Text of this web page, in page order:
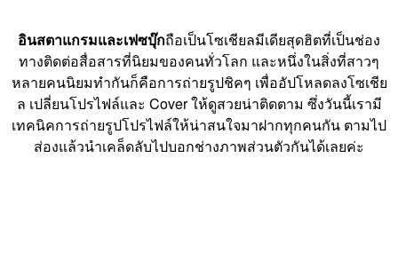
อินสตาแกรมและเฟซบุ๊กถือเป็นโซเชียลมีเดียสุดฮิตที่เป็นช่อง
ทางติดต่อสื่อสารที่นิยมของคนทั่วโลก และหนึ่งในสิ่งที่สาวๆ
หลายคนนิยมทำกันก็คือการถ่ายรูปชิคๆ เพื่ออัปโหลดลงโซเชีย
ล เปลี่ยนโปรไฟล์และ Cover ให้ดูสวยน่าติดตาม ซึ่งวันนี้เรามี
เทคนิคการถ่ายรูปโปรไฟล์ให้น่าสนใจมาฝากทุกคนกัน ตามไป
ส่องแล้วนำเคล็ดลับไปบอกช่างภาพส่วนตัวกันได้เลยค่ะ